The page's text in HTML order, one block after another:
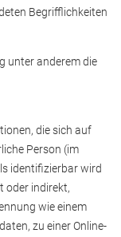
Begrifflichkeiten
unter anderem die
die sich auf
Person (im
identifizierbar wird
oder indirekt,
wie einem
zu einer Online-